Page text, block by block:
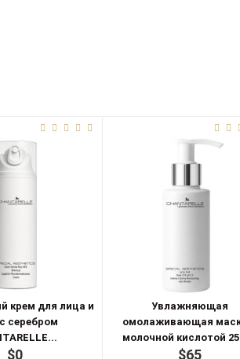
крем для лица и
серебром
$0
Увлажняющая
омолаживающая
молочной кислотой
$65